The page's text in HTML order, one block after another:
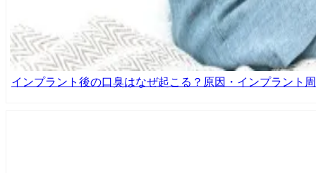
インプラント後の口臭はなぜ起こる？原因・インプラント